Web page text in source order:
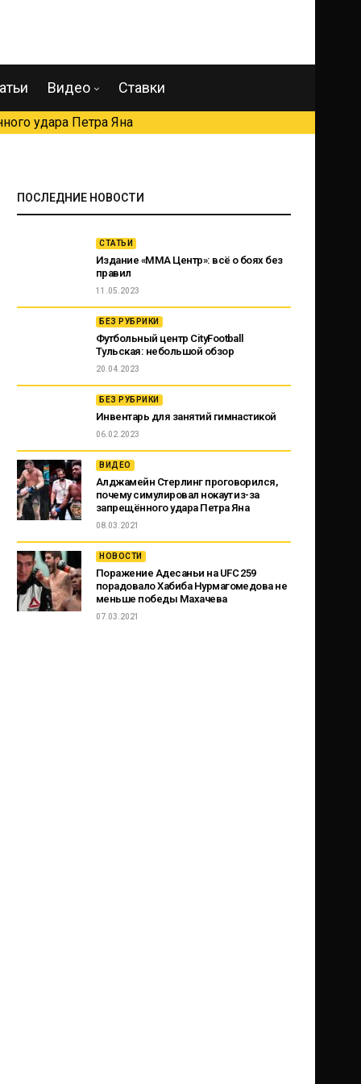
Видео Ставки
удара Петра Яна
ПОСЛЕДНИЕ НОВОСТИ
СТАТЬИ
Издание «ММА Центр»: всё о боях без
правил
11.05.2023
БЕЗ РУБРИКИ
Футбольный центр CityFootball
Тульская: небольшой обзор
20.04.2023
БЕЗ РУБРИКИ
Инвентарь для занятий гимнастикой
06.02.2023
ВИДЕО
Алджамейн Стерлинг проговорился,
почему симулировал нокаут из-за
запрещённого удара Петра Яна
08.03.2021
НОВОСТИ
Поражение Адесаньи на UFC 259
порадовало Хабиба Нурмагомедова не
меньше победы Махачева
07.03.2021